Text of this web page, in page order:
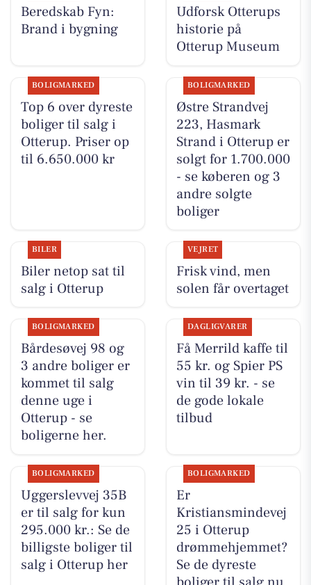
Beredskab Fyn:
Brand i bygning
Udforsk Otterups
historie på
Otterup Museum
BOLIGMARKED
Top 6 over dyreste
boliger til salg i
Otterup. Priser op
til 6.650.000 kr
BOLIGMARKED
Østre Strandvej
223, Hasmark
Strand i Otterup er
solgt for 1.700.000
- se køberen og 3
andre solgte
boliger
BILER
Biler netop sat til
salg i Otterup
VEJRET
Frisk vind, men
solen får overtaget
BOLIGMARKED
Bårdesøvej 98 og
3 andre boliger er
kommet til salg
denne uge i
Otterup - se
boligerne her.
DAGLIGVARER
Få Merrild kaffe til
55 kr. og Spier PS
vin til 39 kr. - se
de gode lokale
tilbud
BOLIGMARKED
Uggerslevvej 35B
er til salg for kun
295.000 kr.: Se de
billigste boliger til
salg i Otterup her
BOLIGMARKED
Er
Kristiansmindevej
25 i Otterup
drømmehjemmet?
Se de dyreste